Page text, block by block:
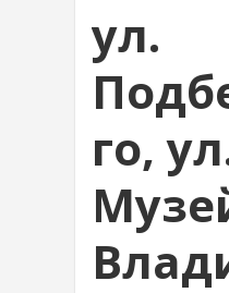
ул.
го,